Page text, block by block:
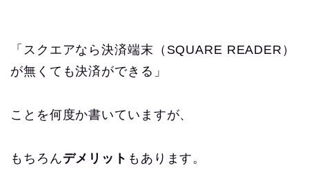
「スクエアなら決済端末（SQUARE READER）
が無くても決済ができる」
ことを何度か書いていますが、
もちろんデメリット もあります。